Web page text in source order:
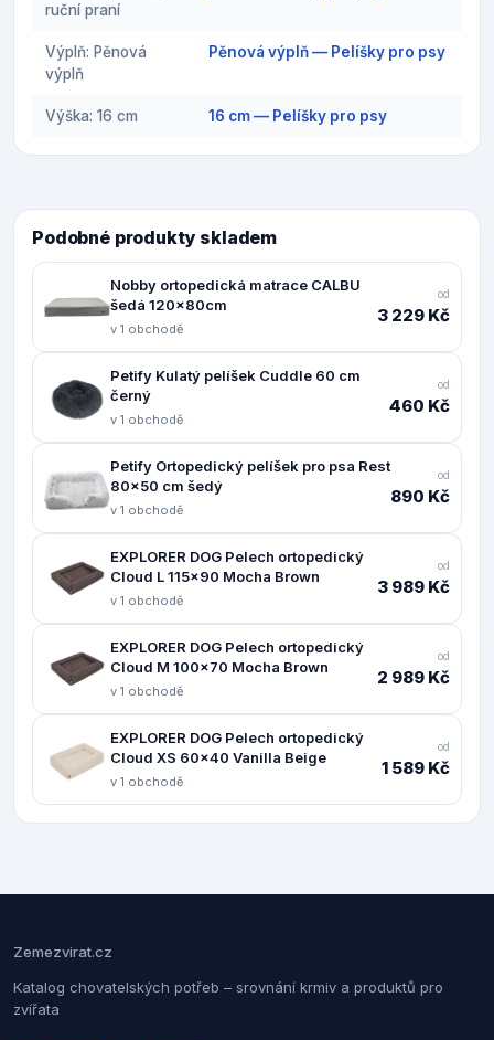
ruční praní
Výplň: Pěnová
výplň
Pěnová výplň — Pelíšky pro psy
Výška: 16 cm 16 cm — Pelíšky pro psy
Podobné produkty skladem
Nobby ortopedická matrace CALBU
šedá 120x80cm
v 1 obchodě
od
3 229 Kč
Petify Kulatý pelíšek Cuddle 60 cm
černý
v 1 obchodě
od
460 Kč
Petify Ortopedický pelíšek pro psa Rest
80x50 cm šedý
v 1 obchodě
od
890 Kč
EXPLORER DOG Pelech ortopedický
Cloud L 115x90 Mocha Brown
v 1 obchodě
od
3 989 Kč
EXPLORER DOG Pelech ortopedický
Cloud M 100x70 Mocha Brown
v 1 obchodě
od
2 989 Kč
EXPLORER DOG Pelech ortopedický
Cloud XS 60x40 Vanilla Beige
v 1 obchodě
od
1 589 Kč
Zemezvirat.cz
Katalog chovatelských potřeb – srovnání krmiv a produktů pro
zvířata